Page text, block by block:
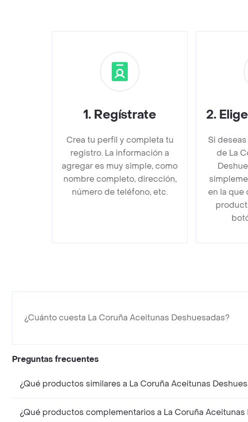
1. Regístrate
Crea tu perfil y completa tu
registro. La información a
agregar es muy simple, como
nombre completo, dirección,
número de teléfono, etc.
2.
Si
de La
en la que
¿Cuánto cuesta La Coruña Aceitunas Deshuesadas?
Preguntas frecuentes
¿Qué productos similares a La Coruña Aceitunas
¿Qué productos complementarios a La Coruña